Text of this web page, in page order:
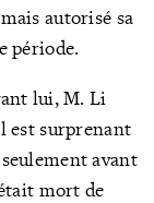
autorisé sa
période.
lui, M. Li
est surprenant
avant
mort de